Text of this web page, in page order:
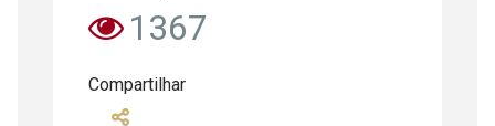
1367
Compartilhar